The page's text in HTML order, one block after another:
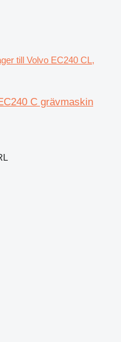
till Volvo EC240 CL,
C grävmaskin